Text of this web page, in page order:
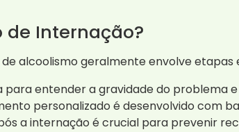
de Internação?
alcoolismo geralmente envolve etapas
para entender a gravidade do problema
personalizado é desenvolvido com
a internação é crucial para prevenir